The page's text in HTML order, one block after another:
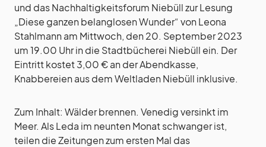
und das Nachhaltigkeitsforum Niebüll zur Lesung
„Diese ganzen belanglosen Wunder“ von Leona
Stahlmann am Mittwoch, den 20. September 2023
um 19.00 Uhr in die Stadtbücherei Niebüll ein. Der
Eintritt kostet 3,00 € an der Abendkasse,
Knabbereien aus dem Weltladen Niebüll inklusive.
Zum Inhalt: Wälder brennen. Venedig versinkt im
Meer. Als Leda im neunten Monat schwanger ist,
teilen die Zeitungen zum ersten Mal das